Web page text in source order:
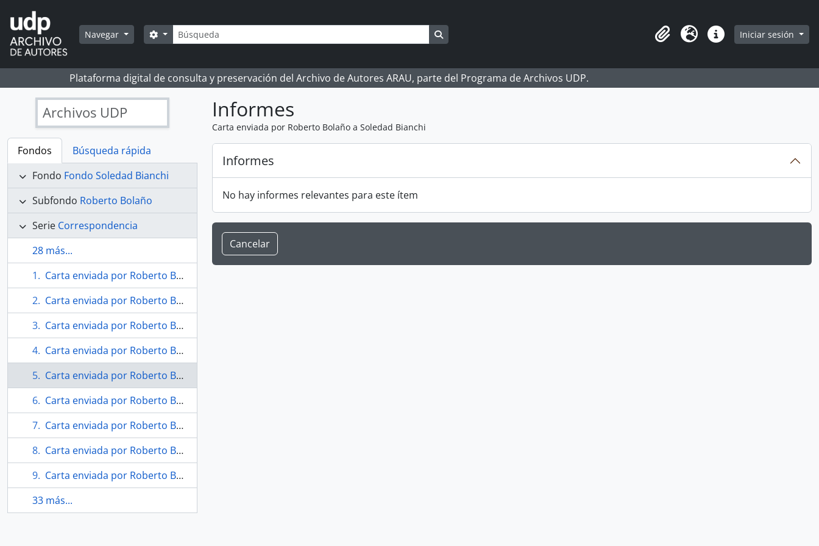
Skip to main content
Navegar Búsqueda
Search options
Portapapeles
Idioma Enlaces rápidos
Iniciar sesión
Plataforma digital de consulta y preservación del Archivo de Autores ARAU, parte del Programa de Archivos UDP.
Archivos UDP
Fondos
Búsqueda rápida
Fondo Fondo Soledad Bianchi
Subfondo Roberto Bolaño
Serie Correspondencia
28 más...
Carta enviada por Roberto Bolaño a Soledad Bianchi
Carta enviada por Roberto Bolaño a Soledad Bianchi
Carta enviada por Roberto Bolaño a Soledad Bianchi
Carta enviada por Roberto Bolaño a Soledad Bianchi
Carta enviada por Roberto Bolaño a Soledad Bianchi
Carta enviada por Roberto Bolaño a Soledad Bianchi
Carta enviada por Roberto Bolaño a Soledad Bianchi
Carta enviada por Roberto Bolaño a Soledad Bianchi
Carta enviada por Roberto Bolaño a Soledad Bianchi
33 más...
Informes
Carta enviada por Roberto Bolaño a Soledad Bianchi
Informes
No hay informes relevantes para este ítem
Cancelar